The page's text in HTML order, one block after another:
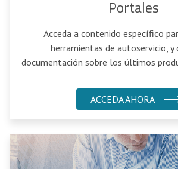
Portales
Acceda a contenido específico
herramientas de autoservicio, y
documentación sobre los últimos
ACCEDA AHORA